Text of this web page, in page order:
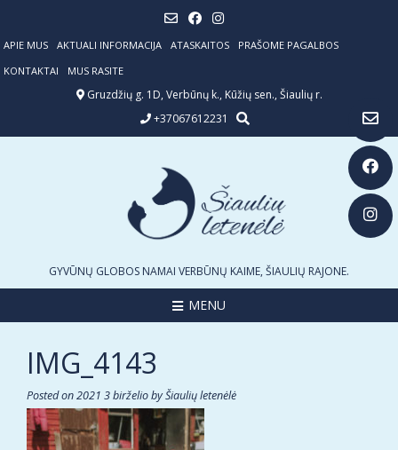
content
APIE MUS AKTUALI INFORMACIJA ATASKAITOS
PRAŠOME PAGALBOS
KONTAKTAI
MUS RASITE
Gruzdžių g. 1D, Verbūnų k., Kūžių sen., Šiaulių r.
+37067612231
GYVŪNŲ GLOBOS NAMAI VERBŪNŲ KAIME, ŠIAULIŲ RAJONE.
MENU
IMG_4143
Posted on2021 3 birželiobyŠiaulių letenėlė